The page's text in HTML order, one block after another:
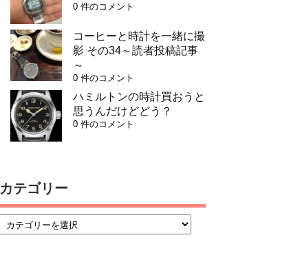
0 件のコメント
コーヒーと時計を一緒に撮
影 その34～読者投稿記事
～
0 件のコメント
ハミルトンの時計買おうと
思うんだけどどう？
0 件のコメント
カテゴリー